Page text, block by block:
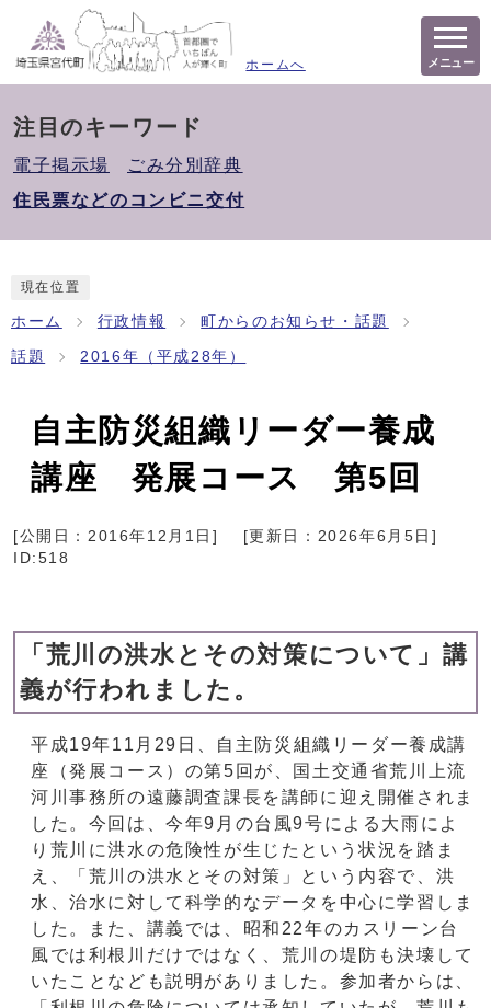
ホームへ メニュー
注目のキーワード
電子掲示場
ごみ分別辞典
住民票などのコンビニ交付
現在位置
ホーム 行政情報 町からのお知らせ・話題
話題 2016年（平成28年）
自主防災組織リーダー養成
講座 発展コース 第5回
[公開日： 2016年12月1日 ] [更新日： 2026年6月5日]
ID:518
「荒川の洪水とその対策について」講
義が行われました。
平成19年11月29日、自主防災組織リーダー養成講
座（発展コース）の第5回が、国土交通省荒川上流
河川事務所の遠藤調査課長を講師に迎え開催されま
した。今回は、今年9月の台風9号による大雨によ
り荒川に洪水の危険性が生じたという状況を踏ま
え、「荒川の洪水とその対策」という内容で、洪
水、治水に対して科学的なデータを中心に学習しま
した。また、講義では、昭和22年のカスリーン台
風では利根川だけではなく、荒川の堤防も決壊して
いたことなども説明がありました。参加者からは、